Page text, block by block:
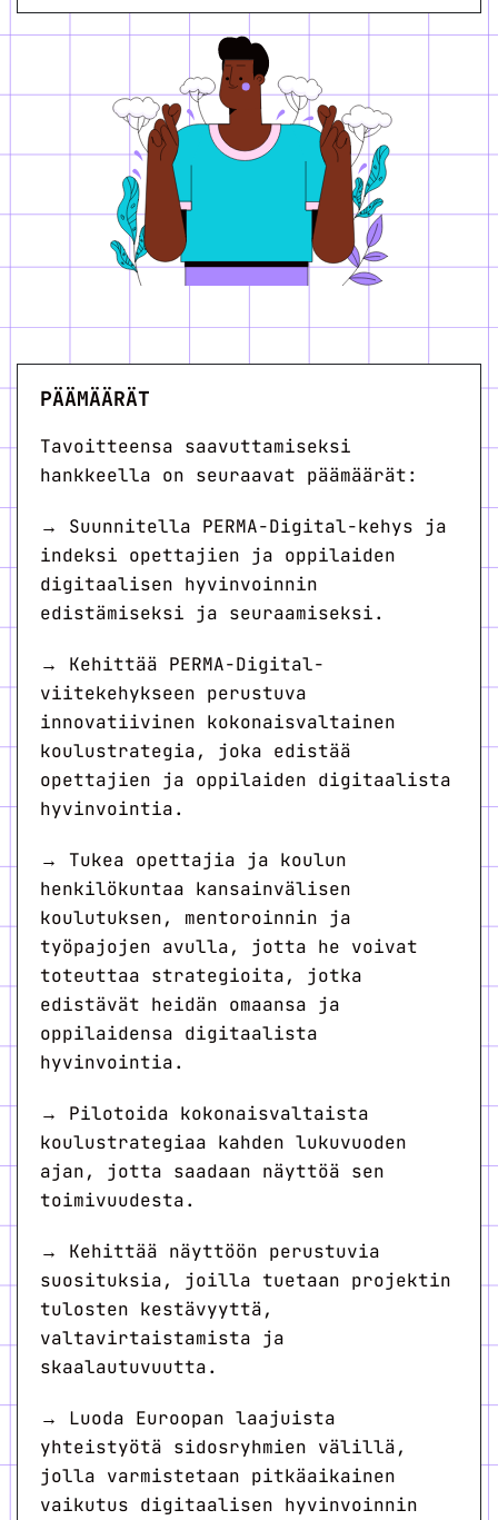
PÄÄMÄÄRÄT
Tavoitteensa saavuttamiseksi
hankkeella on seuraavat päämäärät:
→ Suunnitella PERMA-Digital-kehys ja
indeksi opettajien ja oppilaiden
digitaalisen hyvinvoinnin
edistämiseksi ja seuraamiseksi.
→ Kehittää PERMA-Digital-
viitekehykseen perustuva
innovatiivinen kokonaisvaltainen
koulustrategia, joka edistää
opettajien ja oppilaiden digitaalista
hyvinvointia.
→ Tukea opettajia ja koulun
henkilökuntaa kansainvälisen
koulutuksen, mentoroinnin ja
työpajojen avulla, jotta he voivat
toteuttaa strategioita, jotka
edistävät heidän omaansa ja
oppilaidensa digitaalista
hyvinvointia.
→ Pilotoida kokonaisvaltaista
koulustrategiaa kahden lukuvuoden
ajan, jotta saadaan näyttöä sen
toimivuudesta.
→ Kehittää näyttöön perustuvia
suosituksia, joilla tuetaan projektin
tulosten kestävyyttä,
valtavirtaistamista ja
skaalautuvuutta.
→ Luoda Euroopan laajuista
yhteistyötä sidosryhmien välillä,
jolla varmistetaan pitkäaikainen
vaikutus digitaalisen hyvinvoinnin